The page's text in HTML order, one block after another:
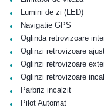
• Lumini de zi (LED)
• Navigatie GPS
• Oglinda retrovizoare
• Oglinzi retrovizoare
• Oglinzi retrovizoare
• Oglinzi retrovizoare
• Parbriz incalzit
• Pilot Automat